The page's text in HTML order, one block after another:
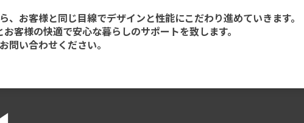
、お客様と同じ目線でデザインと性能にこだわり進めていきます。
客様の快適で安心な暮らしのサポートを致します。
問い合わせください。